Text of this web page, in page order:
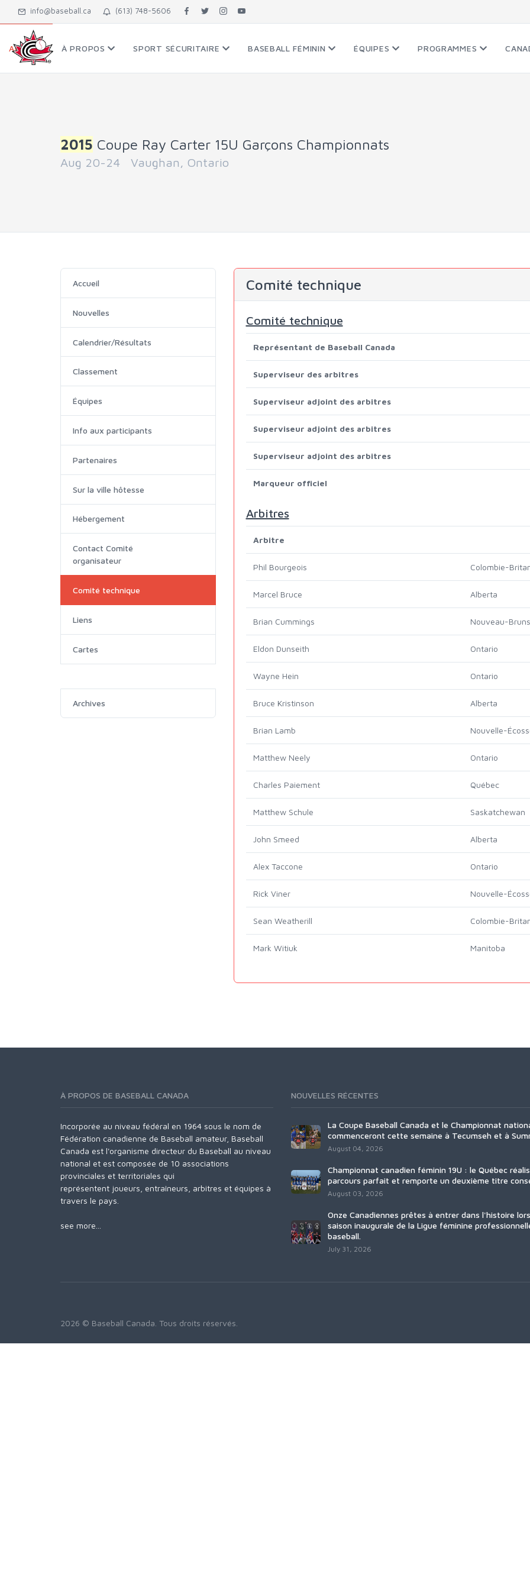
info@baseball.ca (613) 748-5606
ACCUEIL À PROPOS SPORT SÉCURITAIRE BASEBALL FÉMININ ÉQUIPES PROGRAMMES
2015 Coupe Ray Carter 15U Garçons Championnats
Aug 20-24 Vaughan, Ontario
Accueil
Nouvelles
Calendrier/Résultats
Classement
Équipes
Info aux participants
Partenaires
Sur la ville hôtesse
Hébergement
Contact Comité
organisateur
Comité technique
Liens
Cartes
Archives
Comité technique
Comité technique
Représentant de Baseball Canada
Superviseur des arbitres
Superviseur adjoint des arbitres
Superviseur adjoint des arbitres
Superviseur adjoint des arbitres
Marqueur officiel
Arbitres
Arbitre
Phil Bourgeois Colombie-
Marcel Bruce Alberta
Brian Cummings Nouveau-
Eldon Dunseith Ontario
Wayne Hein Ontario
Bruce Kristinson Alberta
Brian Lamb Nouvelle-
Matthew Neely Ontario
Charles Paiement Québec
Matthew Schule Saskatchewan
John Smeed Alberta
Alex Taccone Ontario
Rick Viner Nouvelle-
Sean Weatherill Colombie-
Mark Witiuk Manitoba
À PROPOS DE BASEBALL CANADA
Incorporée au niveau fédéral en 1964 sous le nom de
Fédération canadienne de Baseball amateur, Baseball
Canada est l'organisme directeur du Baseball au niveau
national et est composée de 10 associations
provinciales et territoriales qui
représentent joueurs, entraîneurs, arbitres et équipes à
travers le pays.
see more...
NOUVELLES RÉCENTES
La Coupe Baseball Canada et le Championnat
commenceront cette semaine à Tecumseh et à
August 04, 2026
Championnat canadien féminin 19U : le Québec
parcours parfait et remporte un deuxième titre
August 03, 2026
Onze Canadiennes prêtes à entrer dans l'histoire
saison inaugurale de la Ligue féminine
baseball.
July 31, 2026
2026 © Baseball Canada. Tous droits réservés.